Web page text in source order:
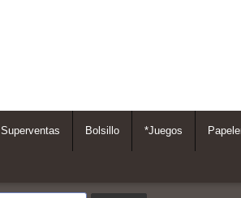
Superventas Bolsillo *Juegos